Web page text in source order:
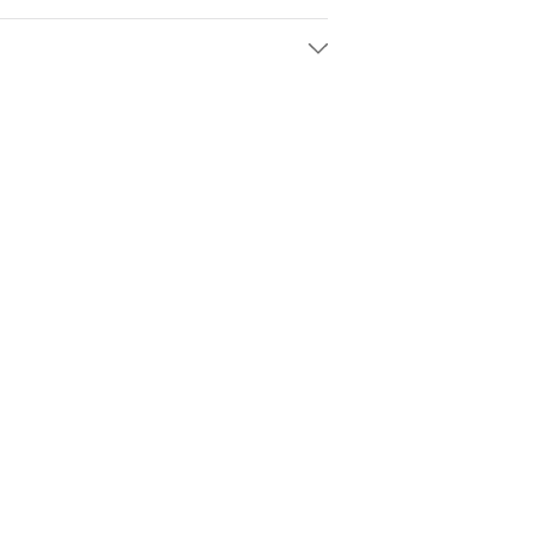
отлично впишутся в любой интерьер
Прекрасный и